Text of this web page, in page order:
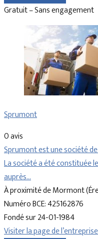
Gratuit – Sans engagement
Sprumont
0 avis
Sprumont est une société
La société a été constituée
auprès…
À proximité de Mormont
Numéro BCE: 425162876
Fondé sur 24-01-1984
Visiter la page de